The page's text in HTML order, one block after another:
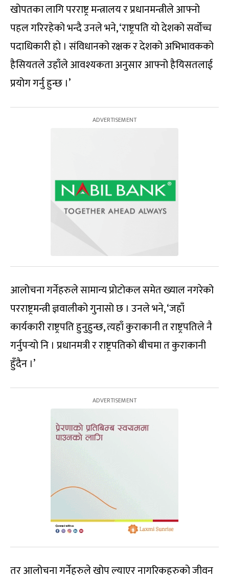
खोपतका लागि परराष्ट्र मन्त्रालय र प्रधानमन्त्रीले आफ्नो
पहल गरिरहेको भन्दै उनले भने, ‘राष्ट्रपति यो देशको सर्वोच्च
पदाधिकारी हो । संविधानको रक्षक र देशको अभिभावकको
हैसियतले उहाँले आवश्यकता अनुसार आफ्नो हैयिसतलाई
प्रयोग गर्नु हुन्छ ।’
आलोचना गर्नेहरुले सामान्य प्रोटोकल समेत ख्याल नगरेको
परराष्ट्रमन्त्री ज्ञवालीको गुनासो छ । उनले भने, ‘जहाँ
कार्यकारी राष्ट्रपति हुनुहुन्छ, त्यहाँ कुराकानी त राष्ट्रपतिले नै
गर्नुपर्‍यो नि । प्रधानमत्री र राष्ट्रपतिको बीचमा त कुराकानी
हुँदैन ।’
तर आलोचना गर्नेहरुले खोप ल्याएर नागरिकहरुको जीवन